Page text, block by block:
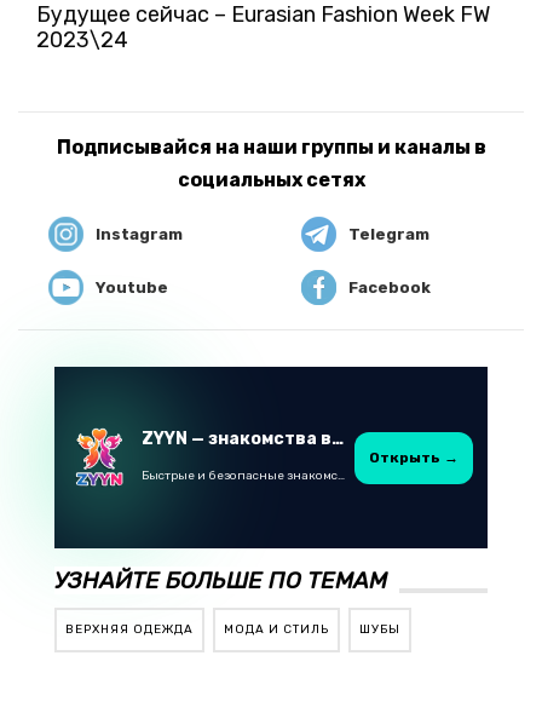
Будущее сейчас – Eurasian Fashion Week FW
2023\24
Подписывайся на наши группы и каналы в
социальных сетях
Instagram Telegram
Youtube Facebook
ZYYN — знакомства в Казахстане
Быстрые и безопасные знакомства в Telegram
Открыть →
УЗНАЙТЕ БОЛЬШЕ ПО ТЕМАМ
ВЕРХНЯЯ ОДЕЖДА МОДА И СТИЛЬ ШУБЫ